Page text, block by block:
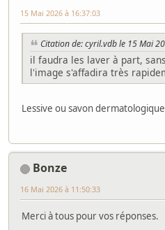
15 Mai 2026 à 16:37:03
Citation de: cyril.vdb le 15 Mai
il faudra les laver à part,
l'image s'affadira très
Lessive ou savon
Bonze
16 Mai 2026 à 11:50:33
Merci à tous pour vos réponses.